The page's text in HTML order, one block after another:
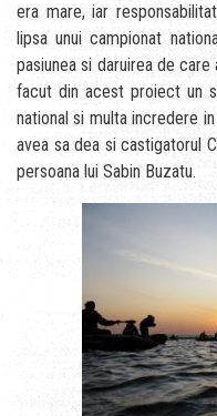
era mare, iar
lipsa unui campionat
pasiunea si daruirea de
facut din acest proiect un
national si multa incredere
avea sa dea si castigatorul
persoana lui Sabin Buzatu.